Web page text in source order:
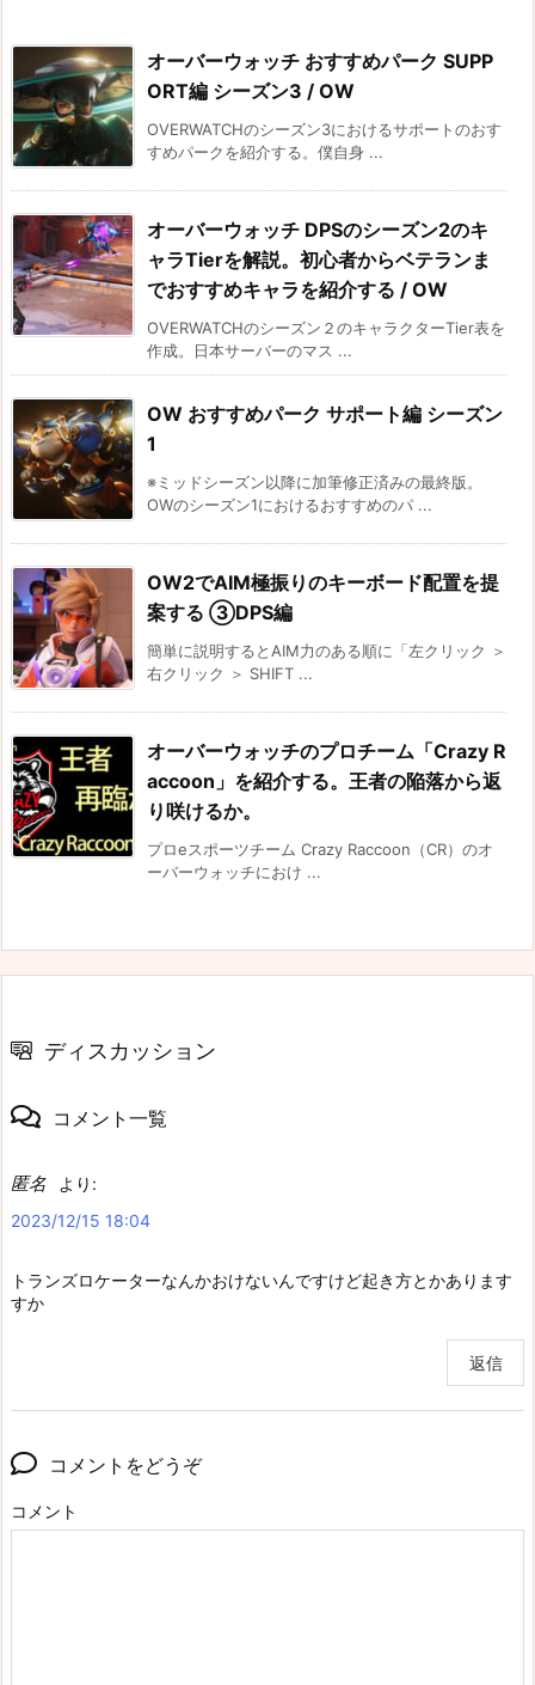
オーバーウォッチ おすすめパーク SUPP
ORT編 シーズン3 / OW
OVERWATCHのシーズン3におけるサポートのおす
すめパークを紹介する。僕自身 ...
オーバーウォッチ DPSのシーズン2のキ
ャラTierを解説。初心者からベテランま
でおすすめキャラを紹介する / OW
OVERWATCHのシーズン２のキャラクターTier表を
作成。日本サーバーのマス ...
OW おすすめパーク サポート編 シーズン
1
※ミッドシーズン以降に加筆修正済みの最終版。
OWのシーズン1におけるおすすめのパ ...
OW2でAIM極振りのキーボード配置を提
案する ③DPS編
簡単に説明するとAIM力のある順に「左クリック ＞
右クリック ＞ SHIFT ...
オーバーウォッチのプロチーム「Crazy R
accoon」を紹介する。王者の陥落から返
り咲けるか。
プロeスポーツチーム Crazy Raccoon（CR）のオ
ーバーウォッチにおけ ...
ディスカッション
コメント一覧
匿名
より:
2023/12/15 18:04
トランズロケーターなんかおけないんですけど起き方とかあります
すか
返信
コメントをどうぞ
コメント